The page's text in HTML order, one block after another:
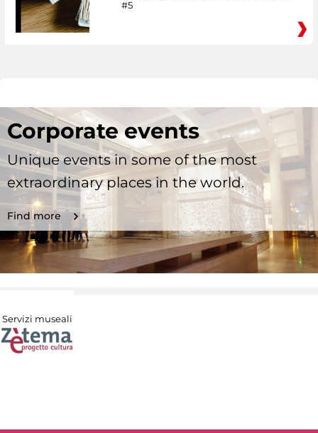
#5
Corporate events
Unique events in some of the most
extraordinary places in the world.
Find more
Servizi museali